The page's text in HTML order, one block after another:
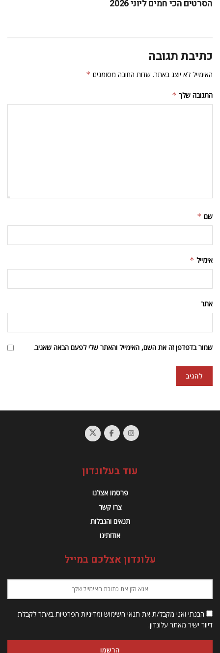
הסרטים הכי חמים ליוני 2026
כתיבת תגובה
האימייל לא יוצג באתר. שדות החובה מסומנים *
התגובה שלך *
שם *
אימייל *
אתר
שמור בדפדפן זה את השם, האימייל והאתר שלי לפעם הבאה שאגיב.
גופו של עניין
ספטמבר 5, 2007